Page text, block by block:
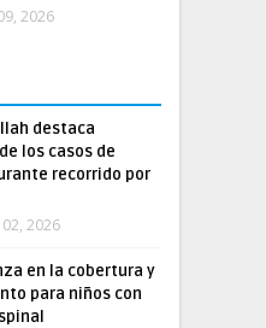
2026
destaca
los casos de
recorrido por
2026
en la cobertura y
para niños con